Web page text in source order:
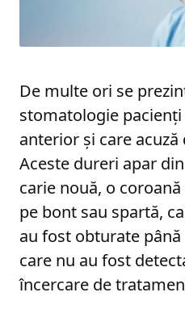
De multe ori se
stomatologie
anterior și care
Aceste dureri apar
carie nouă, o
pe bont sau spartă,
au fost obturate până
care nu au fost
încercare de